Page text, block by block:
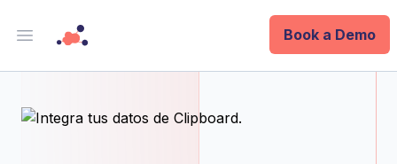
Open main menu
Book a Demo